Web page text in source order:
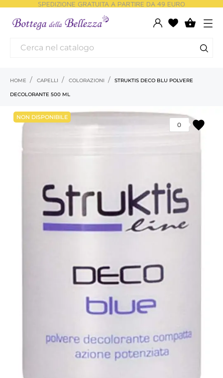
SPEDIZIONE GRATUITA A PARTIRE DA 49 EURO

HOME CAPELLI COLORAZIONI STRUKTIS DECO BLU POLVERE
DECOLORANTE 500 ML
favorite
0
NON DISPONIBILE